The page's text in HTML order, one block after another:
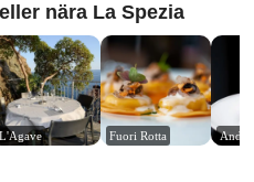
nära La Spezia
L'Agave Fuori Rotta